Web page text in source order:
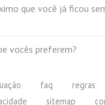
que você já ficou
vocês preferem?
faq regras
sitemap